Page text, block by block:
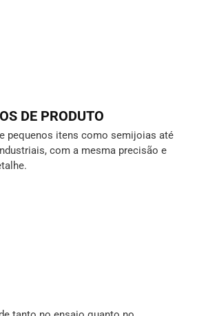
DE PRODUTO
pequenos itens como semijoias até
com a mesma precisão e